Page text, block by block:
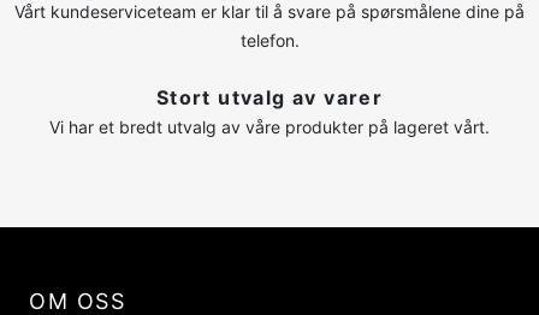
Vårt kundeserviceteam er klar til å svare på spørsmålene dine på
telefon.
Stort utvalg av varer
Vi har et bredt utvalg av våre produkter på lageret vårt.
OM OSS